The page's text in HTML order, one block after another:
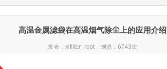
高温金属滤袋在高温烟气除尘上的应用介绍
发布：xlfilter_root 浏览：6743次